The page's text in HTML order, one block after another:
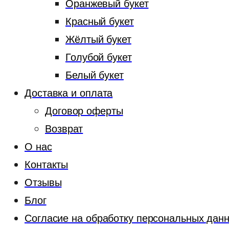
Оранжевый букет
Красный букет
Жёлтый букет
Голубой букет
Белый букет
Доставка и оплата
Договор оферты
Возврат
О нас
Контакты
Отзывы
Блог
Согласие на обработку персональных